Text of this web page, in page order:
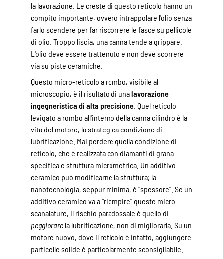
la lavorazione. Le creste di questo reticolo hanno un
compito importante, ovvero intrappolare l'olio senza
farlo scendere per far riscorrere le fasce su pellicole
di olio. Troppo liscia, una canna tende a grippare.
L'olio deve essere trattenuto e non deve scorrere
via su piste ceramiche.
Questo micro-reticolo a rombo, visibile al
microscopio, è il risultato di unalavorazione
ingegneristica di alta precisione . Quel reticolo
levigato a rombo all'interno della canna cilindro è la
vita del motore, la strategica condizione di
lubrificazione. Mai perdere quella condizione di
reticolo, che è realizzata con diamanti di grana
specifica e struttura micrometrica. Un additivo
ceramico può modificarne la struttura; la
nanotecnologia, seppur minima, è “spessore”. Se un
additivo ceramico va a “riempire” queste micro-
scanalature, il rischio paradossale è quello di
peggiorare la lubrificazione, non di migliorarla. Su un
motore nuovo, dove il reticolo è intatto, aggiungere
particelle solide è particolarmente sconsigliabile.